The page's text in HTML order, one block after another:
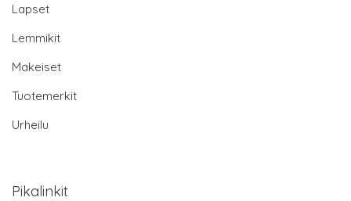
Lapset
Lemmikit
Makeiset
Tuotemerkit
Urheilu
Pikalinkit